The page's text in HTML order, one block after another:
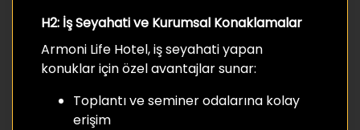
H2: İş Seyahati ve Kurumsal Konaklamalar
Armoni Life Hotel, iş seyahati yapan
konuklar için özel avantajlar sunar:
Toplantı ve seminer odalarına kolay
erişim